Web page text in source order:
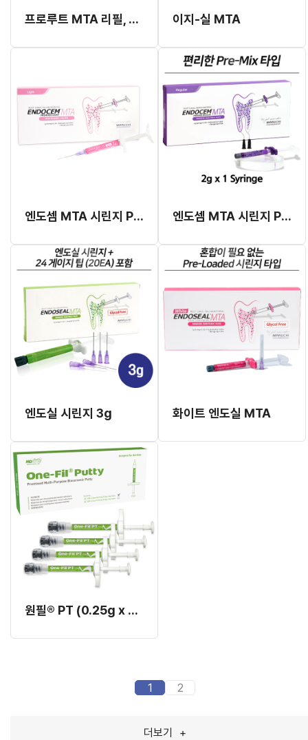
프로루트 MTA 리필, 5g 이지-실 MTA
엔도셈 MTA 시린지 Pre-Mix 라이트 2g 엔도셈 MTA 시린지 Pre-Mix 레귤러 2g
엔도실 시린지 3g 화이트 엔도실 MTA
원필® PT (0.25g x 4EA)
1 2
더보기 +